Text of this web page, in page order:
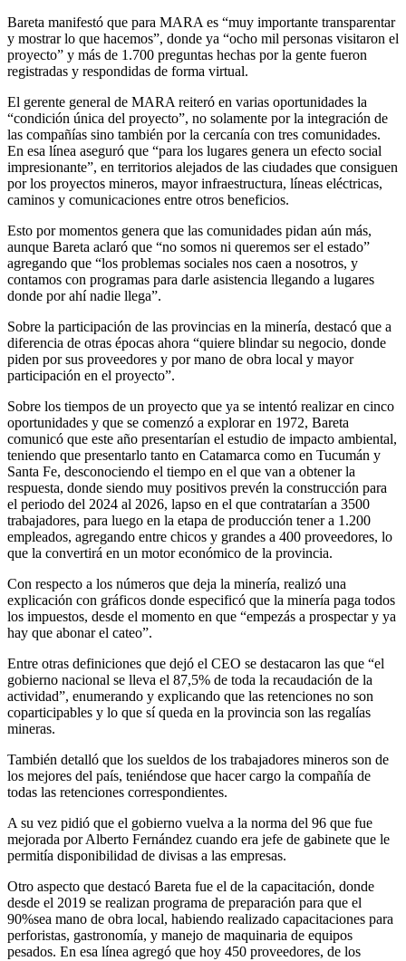
Bareta manifestó que para MARA es “muy importante transparentar
y mostrar lo que hacemos”, donde ya “ocho mil personas visitaron el
proyecto” y más de 1.700 preguntas hechas por la gente fueron
registradas y respondidas de forma virtual.
El gerente general de MARA reiteró en varias oportunidades la
“condición única del proyecto”, no solamente por la integración de
las compañías sino también por la cercanía con tres comunidades.
En esa línea aseguró que “para los lugares genera un efecto social
impresionante”, en territorios alejados de las ciudades que consiguen
por los proyectos mineros, mayor infraestructura, líneas eléctricas,
caminos y comunicaciones entre otros beneficios.
Esto por momentos genera que las comunidades pidan aún más,
aunque Bareta aclaró que “no somos ni queremos ser el estado”
agregando que “los problemas sociales nos caen a nosotros, y
contamos con programas para darle asistencia llegando a lugares
donde por ahí nadie llega”.
Sobre la participación de las provincias en la minería, destacó que a
diferencia de otras épocas ahora “quiere blindar su negocio, donde
piden por sus proveedores y por mano de obra local y mayor
participación en el proyecto”.
Sobre los tiempos de un proyecto que ya se intentó realizar en cinco
oportunidades y que se comenzó a explorar en 1972, Bareta
comunicó que este año presentarían el estudio de impacto ambiental,
teniendo que presentarlo tanto en Catamarca como en Tucumán y
Santa Fe, desconociendo el tiempo en el que van a obtener la
respuesta, donde siendo muy positivos prevén la construcción para
el periodo del 2024 al 2026, lapso en el que contratarían a 3500
trabajadores, para luego en la etapa de producción tener a 1.200
empleados, agregando entre chicos y grandes a 400 proveedores, lo
que la convertirá en un motor económico de la provincia.
Con respecto a los números que deja la minería, realizó una
explicación con gráficos donde especificó que la minería paga todos
los impuestos, desde el momento en que “empezás a prospectar y ya
hay que abonar el cateo”.
Entre otras definiciones que dejó el CEO se destacaron las que “el
gobierno nacional se lleva el 87,5% de toda la recaudación de la
actividad”, enumerando y explicando que las retenciones no son
coparticipables y lo que sí queda en la provincia son las regalías
mineras.
También detalló que los sueldos de los trabajadores mineros son de
los mejores del país, teniéndose que hacer cargo la compañía de
todas las retenciones correspondientes.
A su vez pidió que el gobierno vuelva a la norma del 96 que fue
mejorada por Alberto Fernández cuando era jefe de gabinete que le
permitía disponibilidad de divisas a las empresas.
Otro aspecto que destacó Bareta fue el de la capacitación, donde
desde el 2019 se realizan programa de preparación para que el
90%sea mano de obra local, habiendo realizado capacitaciones para
perforistas, gastronomía, y manejo de maquinaria de equipos
pesados. En esa línea agregó que hoy 450 proveedores, de los